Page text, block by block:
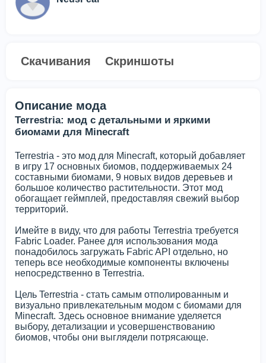
Скачивания Скриншоты
Описание мода
Terrestria: мод с детальными и яркими
биомами для Minecraft
Terrestria - это мод для Minecraft, который добавляет
в игру 17 основных биомов, поддерживаемых 24
составными биомами, 9 новых видов деревьев и
большое количество растительности. Этот мод
обогащает геймплей, предоставляя свежий выбор
территорий.
Имейте в виду, что для работы Terrestria требуется
Fabric Loader. Ранее для использования мода
понадобилось загружать Fabric API отдельно, но
теперь все необходимые компоненты включены
непосредственно в Terrestria.
Цель Terrestria - стать самым отполированным и
визуально привлекательным модом с биомами для
Minecraft. Здесь основное внимание уделяется
выбору, детализации и усовершенствованию
биомов, чтобы они выглядели потрясающе.